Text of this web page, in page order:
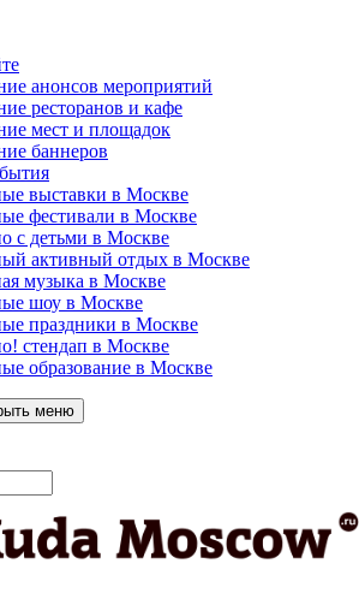
анонсов мероприятий
ресторанов и кафе
мест и площадок
баннеров
выставки в Москве
фестивали в Москве
с детьми в Москве
активный отдых в Москве
музыка в Москве
шоу в Москве
праздники в Москве
стендап в Москве
образование в Москве
меню